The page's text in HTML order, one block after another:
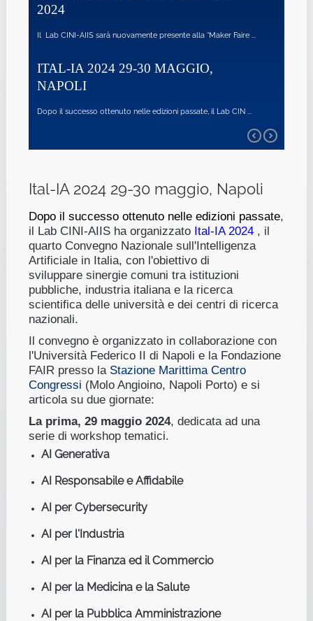
presente alla “Maker Faire ...
MAGGIO,
passate, il Lab CIN ...
L’obiettivo di questo documento è di fornire un
LETTERA APERTA DELLA
Ital-IA 2024 29-30 maggio, Napoli
Dopo il successo ottenuto nelle edizioni passate,
il Lab CINI-AIIS ha organizzato Ital-IA 2024, il
quarto Convegno Nazionale sull'Intelligenza
Artificiale in Italia, con l'obiettivo di
sviluppare sinergiecomuni tra istituzioni
pubbliche, industria italiana e la ricerca
scientifica delle università e dei centri di ricerca
nazionali.
Il convegno è organizzato in collaborazione con
l'Università Federico II di Napoli e la Fondazione
FAIR presso la Stazione Marittima Centro
Congressi (Molo Angioino, Napoli Porto) e si
articola su due giornate:
La prima, 29 maggio 2024, dedicata ad una
serie di workshop tematici.
AI Generativa
AI Responsabile e Affidabile
AI per Cybersecurity
AI per l'Industria
AI per la Finanza ed il Commercio
AI per la Medicina e la Salute
AI per la Pubblica Amministrazione